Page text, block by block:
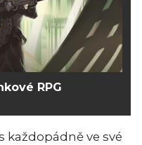
RPG
každopádně ve své